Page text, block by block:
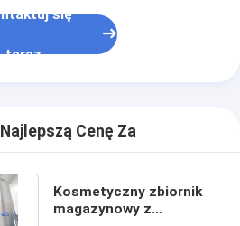
się
teraz
Cenę Za
Kosmetyczny zbiornik
magazynowy z